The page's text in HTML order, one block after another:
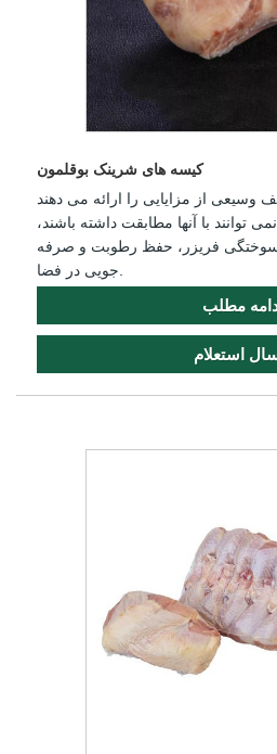
کیسه های شرینک بوقلمون
از مزایایی را ارائه می دهند
توانند با آنها مطابقت داشته باشند،
سوختگی فریزر، حفظ رطوبت و صرفه
جویی در فضا.
مطلب
استعلام